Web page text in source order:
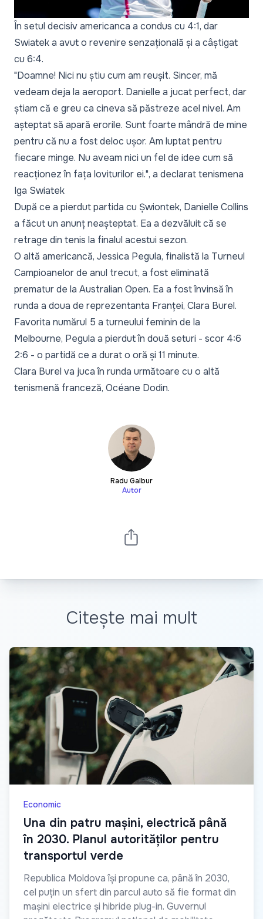
În setul decisiv americanca a condus cu 4:1, dar
Swiatek a avut o revenire senzațională și a câștigat
cu 6:4.
"Doamne! Nici nu știu cum am reușit. Sincer, mă
vedeam deja la aeroport. Danielle a jucat perfect, dar
știam că e greu ca cineva să păstreze acel nivel. Am
așteptat să apară erorile. Sunt foarte mândră de mine
pentru că nu a fost deloc ușor. Am luptat pentru
fiecare minge. Nu aveam nici un fel de idee cum să
reacționez în fața loviturilor ei.", a declarat tenismena
Iga Swiatek
După ce a pierdut partida cu Șwiontek, Danielle Collins
a făcut un anunț neașteptat. Ea a dezvăluit că se
retrage din tenis la finalul acestui sezon.
O altă americancă, Jessica Pegula, finalistă la Turneul
Campioanelor de anul trecut, a fost eliminată
prematur de la Australian Open. Ea a fost învinsă în
runda a doua de reprezentanta Franței, Clara Burel.
Favorita numărul 5 a turneului feminin de la
Melbourne, Pegula a pierdut în două seturi - scor 4:6
2:6 - o partidă ce a durat o oră și 11 minute.
Clara Burel va juca în runda următoare cu o altă
tenismenă franceză, Océane Dodin.
Radu Galbur
Autor
Citește mai mult
Economic
Una din patru mașini, electrică până
în 2030. Planul autorităților pentru
transportul verde
Republica Moldova își propune ca, până în 2030,
cel puțin un sfert din parcul auto să fie format din
mașini electrice și hibride plug-in. Guvernul